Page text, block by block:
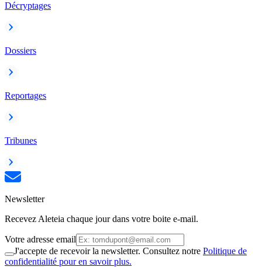
Décryptages
Dossiers
Reportages
Tribunes
Newsletter
Recevez Aleteia chaque jour dans votre boite e-mail.
Votre adresse email
J'accepte de recevoir la newsletter. Consultez notre Politique de
confidentialité pour en savoir plus.